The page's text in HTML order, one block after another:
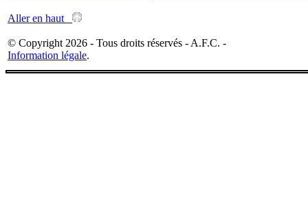
Aller en haut
© Copyright 2026 - Tous droits réservés - A.F.C. -
Information légale.